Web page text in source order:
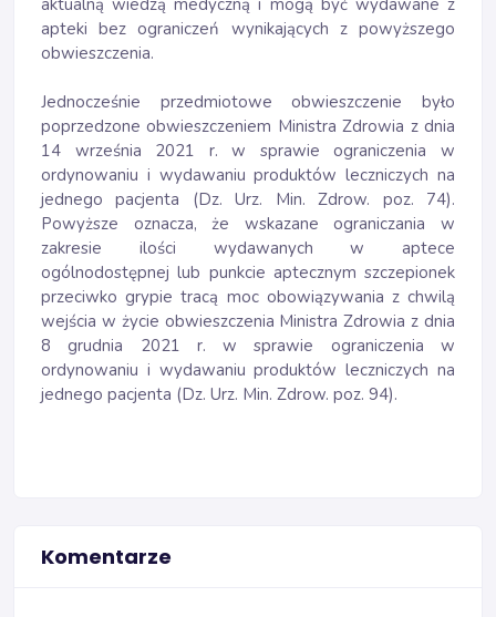
aktualną wiedzą medyczną i mogą być wydawane z
apteki bez ograniczeń wynikających z powyższego
obwieszczenia.
Jednocześnie przedmiotowe obwieszczenie było
poprzedzone obwieszczeniem Ministra Zdrowia z dnia
14 września 2021 r. w sprawie ograniczenia w
ordynowaniu i wydawaniu produktów leczniczych na
jednego pacjenta (Dz. Urz. Min. Zdrow. poz. 74).
Powyższe oznacza, że wskazane ograniczania w
zakresie ilości wydawanych w aptece
ogólnodostępnej lub punkcie aptecznym szczepionek
przeciwko grypie tracą moc obowiązywania z chwilą
wejścia w życie obwieszczenia Ministra Zdrowia z dnia
8 grudnia 2021 r. w sprawie ograniczenia w
ordynowaniu i wydawaniu produktów leczniczych na
jednego pacjenta (Dz. Urz. Min. Zdrow. poz. 94).
Komentarze